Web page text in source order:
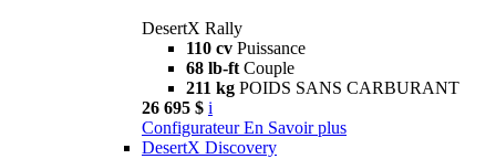
DesertX Rally
110 cv Puissance
68 lb-ft Couple
211 kg POIDS SANS CARBURANT
26 695 $ i
Configurateur En Savoir plus
DesertX Discovery